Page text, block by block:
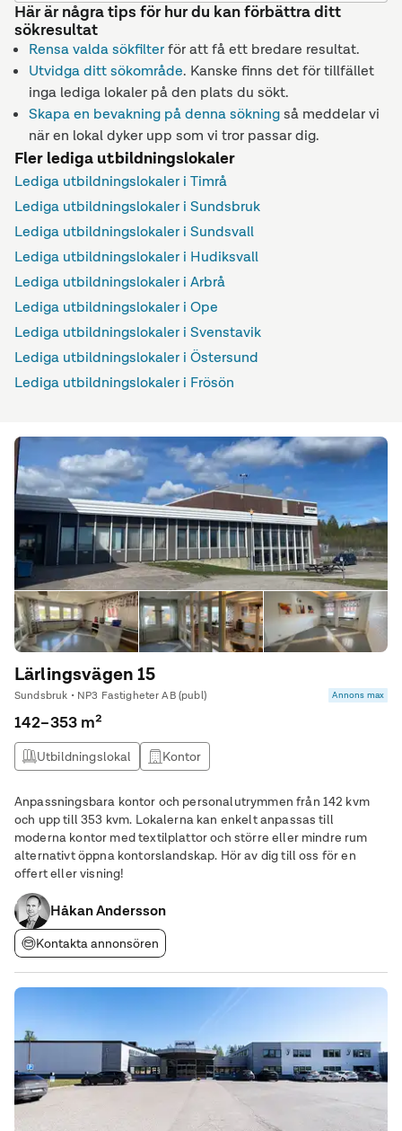
Här är några tips för hur du kan förbättra ditt
sökresultat
Rensa valda sökfilterför att få ett bredare resultat.
Utvidga ditt sökområde. Kanske finns det för tillfället
inga lediga lokaler på den plats du sökt.
Skapa en bevakning på denna sökningså meddelar vi
när en lokal dyker upp som vi tror passar dig.
Fler lediga utbildningslokaler
Lediga utbildningslokaler i Timrå
Lediga utbildningslokaler i Sundsbruk
Lediga utbildningslokaler i Sundsvall
Lediga utbildningslokaler i Hudiksvall
Lediga utbildningslokaler i Arbrå
Lediga utbildningslokaler i Ope
Lediga utbildningslokaler i Svenstavik
Lediga utbildningslokaler i Östersund
Lediga utbildningslokaler i Frösön
Lärlingsvägen 15
Sundsbruk • NP3 Fastigheter AB (publ) Annons max
142–353 m²
Utbildningslokal Kontor
Anpassningsbara kontor och personalutrymmen från 142 kvm
och upp till 353 kvm. Lokalerna kan enkelt anpassas till
moderna kontor med textilplattor och större eller mindre rum
alternativt öppna kontorslandskap. Hör av dig till oss för en
offert eller visning!
Håkan Andersson
Kontakta annonsören